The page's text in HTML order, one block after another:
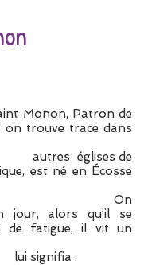
Patron de
on trouve trace dans
de
est né en Écosse
600.
jour, alors qu’il se
de fatigue, il vit un
qui
: